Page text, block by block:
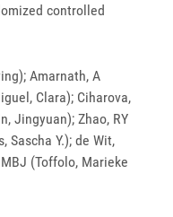
controlled
Amarnath, A
Clara); Ciharova,
Jingyuan); Zhao, RY
Sascha Y.); de Wit,
(Toffolo, Marieke